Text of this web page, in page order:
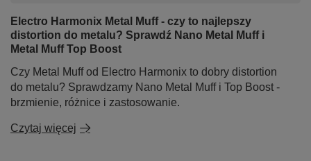
Electro Harmonix Metal Muff - czy to najlepszy
distortion do metalu? Sprawdź Nano Metal Muff i
Metal Muff Top Boost
Czy Metal Muff od Electro Harmonix to dobry distortion
do metalu? Sprawdzamy Nano Metal Muff i Top Boost -
brzmienie, różnice i zastosowanie.
Czytaj więcej